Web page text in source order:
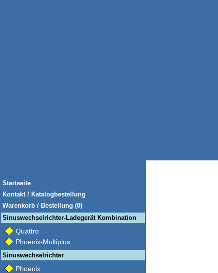
Startseite
Kontakt / Katalogbestellung
Warenkorb / Bestellung (0)
Sinuswechselrichter-Ladegerät Kombination
Quattro
Phoenix-Multiplus
Sinuswechselrichter
Phoenix